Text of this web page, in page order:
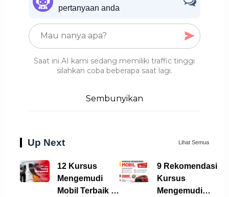
pertanyaan anda
Saat ini AI kami sedang memiliki traffic tinggi
silahkan coba beberapa saat lagi.
Sembunyikan
Up Next Lihat Semua
12 Kursus
Mengemudi
Mobil Terbaik di
9 Rekomendasi
Kursus
Mengemudi